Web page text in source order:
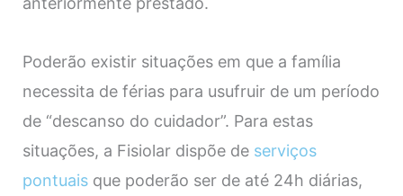
Poderão existir situações em que a família
necessita de férias para usufruir de um período
de “descanso do cuidador”. Para estas
situações, a Fisiolar dispõe de serviços
pontuais que poderão ser de até 24h diárias,